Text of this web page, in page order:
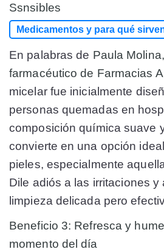
Ssnsibles
Medicamentos y para qué
En palabras de Paula
farmacéutico de Farmacias
micelar fue inicialmente
personas quemadas en
composición química suave
convierte en una opción
pieles, especialmente
Dile adiós a las irritaciones y
limpieza delicada pero
Beneficio 3: Refresca y
momento del día